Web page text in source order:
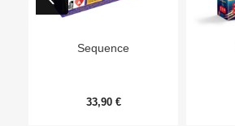
Sequence
33,90 €